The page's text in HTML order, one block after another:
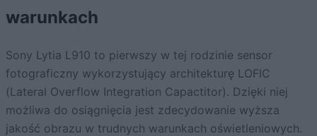
warunkach
Sony Lytia L910 to pierwszy w tej rodzinie sensor
fotograficzny wykorzystujący architekturę LOFIC
(Lateral Overflow Integration Capactitor). Dzięki niej
możliwa do osiągnięcia jest zdecydowanie wyższa
jakość obrazu w trudnych warunkach oświetleniowych.